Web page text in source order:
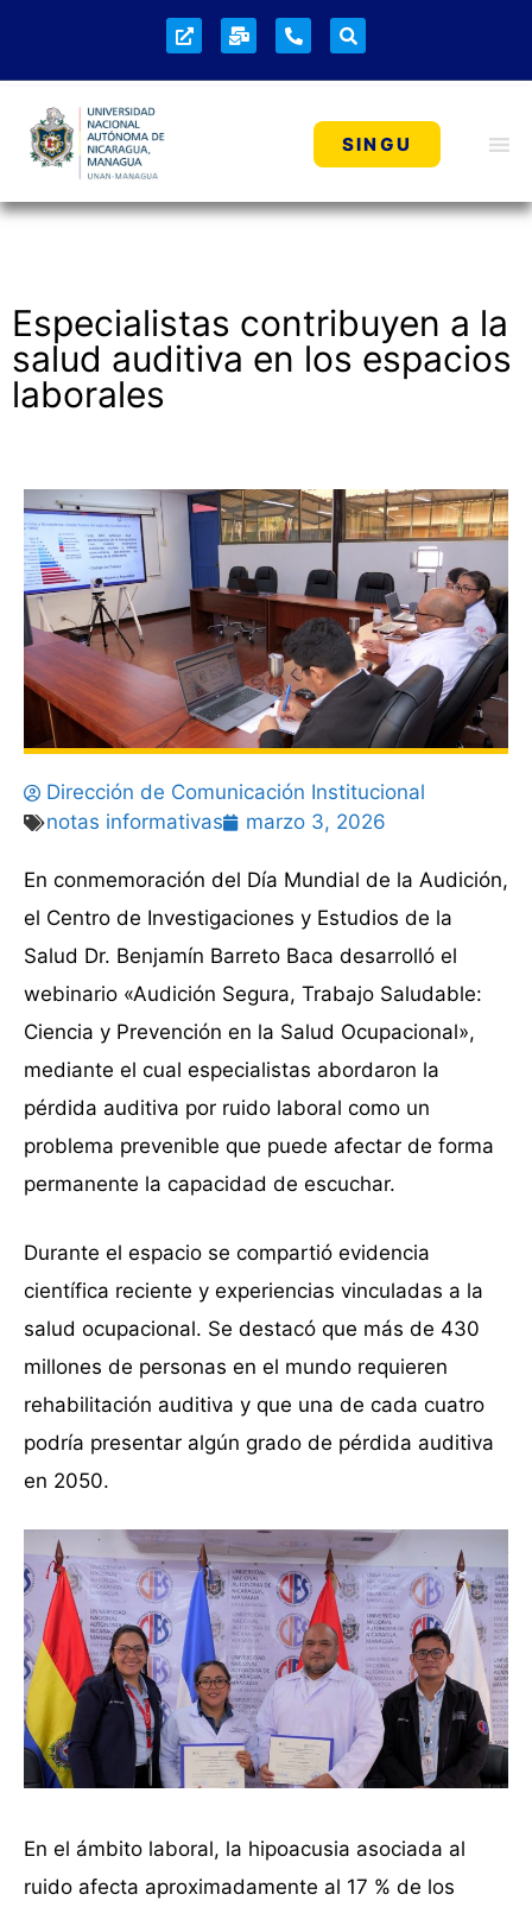
SINGU
NOTICIAS
Especialistas contribuyen a la
salud auditiva en los espacios
laborales
Dirección de Comunicación Institucional
notas informativas
marzo 3, 2026
En conmemoración del Día Mundial de la Audición,
el Centro de Investigaciones y Estudios de la
Salud Dr. Benjamín Barreto Baca desarrolló el
webinario «Audición Segura, Trabajo Saludable:
Ciencia y Prevención en la Salud Ocupacional»,
mediante el cual especialistas abordaron la
pérdida auditiva por ruido laboral como un
problema prevenible que puede afectar de forma
permanente la capacidad de escuchar.
Durante el espacio se compartió evidencia
científica reciente y experiencias vinculadas a la
salud ocupacional. Se destacó que más de 430
millones de personas en el mundo requieren
rehabilitación auditiva y que una de cada cuatro
podría presentar algún grado de pérdida auditiva
en 2050.
En el ámbito laboral, la hipoacusia asociada al
ruido afecta aproximadamente al 17 % de los